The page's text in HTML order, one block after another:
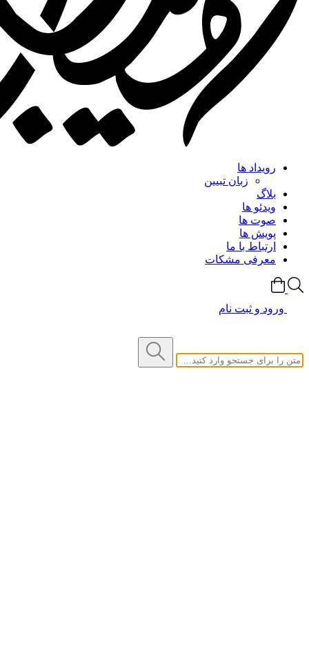
رویداد ها
زبان تبیین
بلاگ
ویدئو ها
صوت ها
پویش ها
ارتباط با ما
معرفی مشکات
ورود و ثبت نام